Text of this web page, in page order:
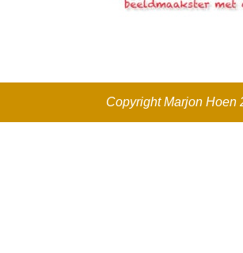
Copyright Marjon